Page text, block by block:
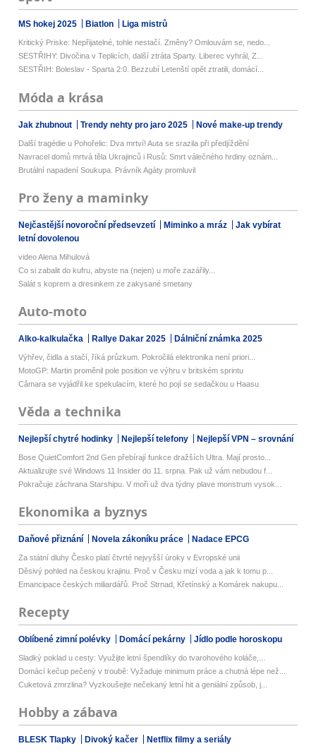
MS hokej 2025 Biatlon Liga mistrů
Kritický Priske: Nepřijatelné, tohle nestačí. Změny? Omlouvám se, nedo...
SESTŘIHY: Divočina v Teplicích, další ztráta Sparty. Liberec vyhrál, Z...
SESTŘIH: Boleslav - Sparta 2:0. Bezzubí Letenští opět ztratili, domácí...
Móda a krása
Jak zhubnout Trendy nehty pro jaro 2025 Nové make-up trendy
Další tragédie u Pohořelic: Dva mrtví! Auta se srazila při předjíždění
Navracel domů mrtvá těla Ukrajinců i Rusů: Smrt válečného hrdiny oznám...
Brutální napadení Soukupa. Právník Agáty promluvil
Pro ženy a maminky
Nejčastější novoroční předsevzetí Miminko a mráz
Jak vybírat
letní dovolenou
video Alena Mihulová
Co si zabalit do kufru, abyste na (nejen) u moře zazářily...
Salát s koprem a dresinkem ze zakysané smetany
Auto-moto
Alko-kalkulačka Rallye Dakar 2025 Dálniční známka 2025
Výhřev, čidla a stačí, říká průzkum. Pokročilá elektronika není priori...
MotoGP: Martin proměnil pole position ve výhru v britském sprintu
Câmara se vyjádřil ke spekulacím, které ho pojí se sedačkou u Haasu
Věda a technika
Nejlepší chytré hodinky Nejlepší telefony Nejlepší VPN – srovnání
Bose QuietComfort 2nd Gen přebírají funkce dražších Ultra. Mají prosto...
Aktualizujte své Windows 11 Insider do 11. srpna. Pak už vám nebudou f...
Pokračuje záchrana Starshipu. V moři už dva týdny plave monstrum vysok...
Ekonomika a byznys
Daňové přiznání Novela zákoníku práce Nadace EPCG
Za státní dluhy Česko platí čtvrté nejvyšší úroky v Evropské unii
Děsivý pohled na českou krajinu. Proč v Česku mizí voda a jak k tomu p...
Emancipace českých miliardářů. Proč Strnad, Křetínský a Komárek nakupu...
Recepty
Oblíbené zimní polévky Domácí pekárny Jídlo podle horoskopu
Sladký poklad u cesty: Využijte letní špendlíky do tvarohového koláče,...
Domácí kečup pečený v troubě: Vyžaduje minimum práce a chutná lépe než...
Cuketová zmrzlina? Vyzkoušejte nečekaný letní hit a geniální způsob, j...
Hobby a zábava
BLESK Tlapky Divoký kačer Netflix filmy a seriály